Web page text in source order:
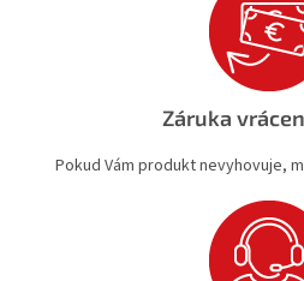
Záruka
Pokud Vám produkt nevyhovuje,